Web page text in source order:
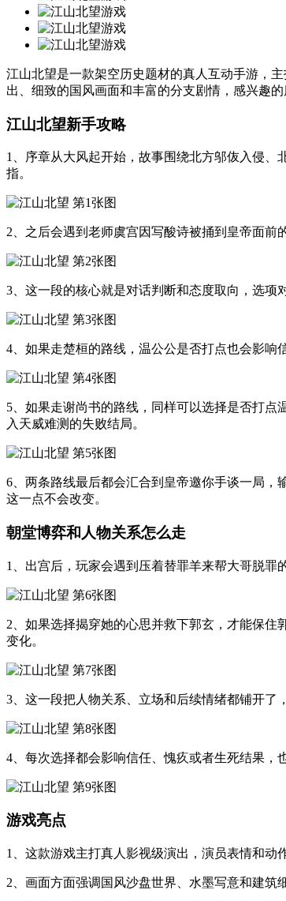
江山北望是一款架空历史题材的真人互动手游，
出、细致的国风画面和丰富的分支剧情，感兴趣的
江山北望新手攻略
1、序章从大风起开始，故事围绕北方邬伖入侵
指。
2、之后会遇到老师虞宫因写酸诗被捅到皇帝面前
3、这一段的核心就是对话判断和态度取向，选项
4、如果走楚桓的路线，温公公是否打点也会影响
5、如果走谢尚书的路线，同样可以选择是否打
入天威难测的失败结局。
6、两条路线最后都会汇合到皇帝邀你手谈一局
这一点不会改变。
朝堂博弈和人物关系怎么走
1、出宫后，玩家会遇到压着替罪羊来帮大哥脱罪
2、如果选择揭穿她的心思并救下郭玄，才能保
变化。
3、这一段把人物关系、立场和后续情绪都铺开了
4、每次选择都会影响信任、愧疚或者生死结果，
游戏亮点
1、这款游戏主打真人影视级演出，演员表情和动
2、画面方面强调国风沙盘世界、水墨写意和建筑